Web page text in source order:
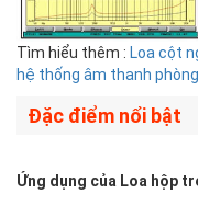
Tìm hiểu thêm : Loa cột
hệ thống âm thanh
Đặc điểm nổi bật
Ứng dụng của Loa hộp